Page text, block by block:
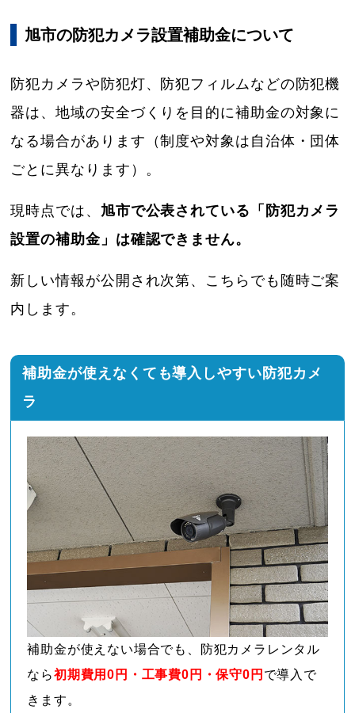
旭市の防犯カメラ設置補助金について
防犯カメラや防犯灯、防犯フィルムなどの防犯機
器は、地域の安全づくりを目的に補助金の対象に
なる場合があります（制度や対象は自治体・団体
ごとに異なります）。
現時点では、 旭市で公表されている「防犯カメラ
設置の補助金」は確認できません。
新しい情報が公開され次第、こちらでも随時ご案
内します。
補助金が使えなくても導入しやすい防犯カメ
ラ
補助金が使えない場合でも、防犯カメラレンタル
なら初期費用0円・工事費0円・保守0円 で導入で
きます。